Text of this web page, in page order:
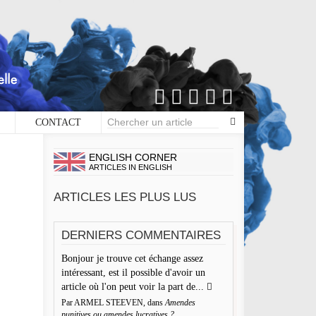
CONTACT
une réponse
sont indiqués avec *
vous prie d'inscrire vos commentaires dans un
de dialogue et les limites du respect de chacun. Merci.
ENGLISH CORNER
ARTICLES IN ENGLISH
ARTICLES LES PLUS LUS
DERNIERS COMMENTAIRES
Bonjour je trouve cet échange assez
intéressant, est il possible d'avoir un
article où l'on peut voir la part de...
Par ARMEL STEEVEN, dansAmendes